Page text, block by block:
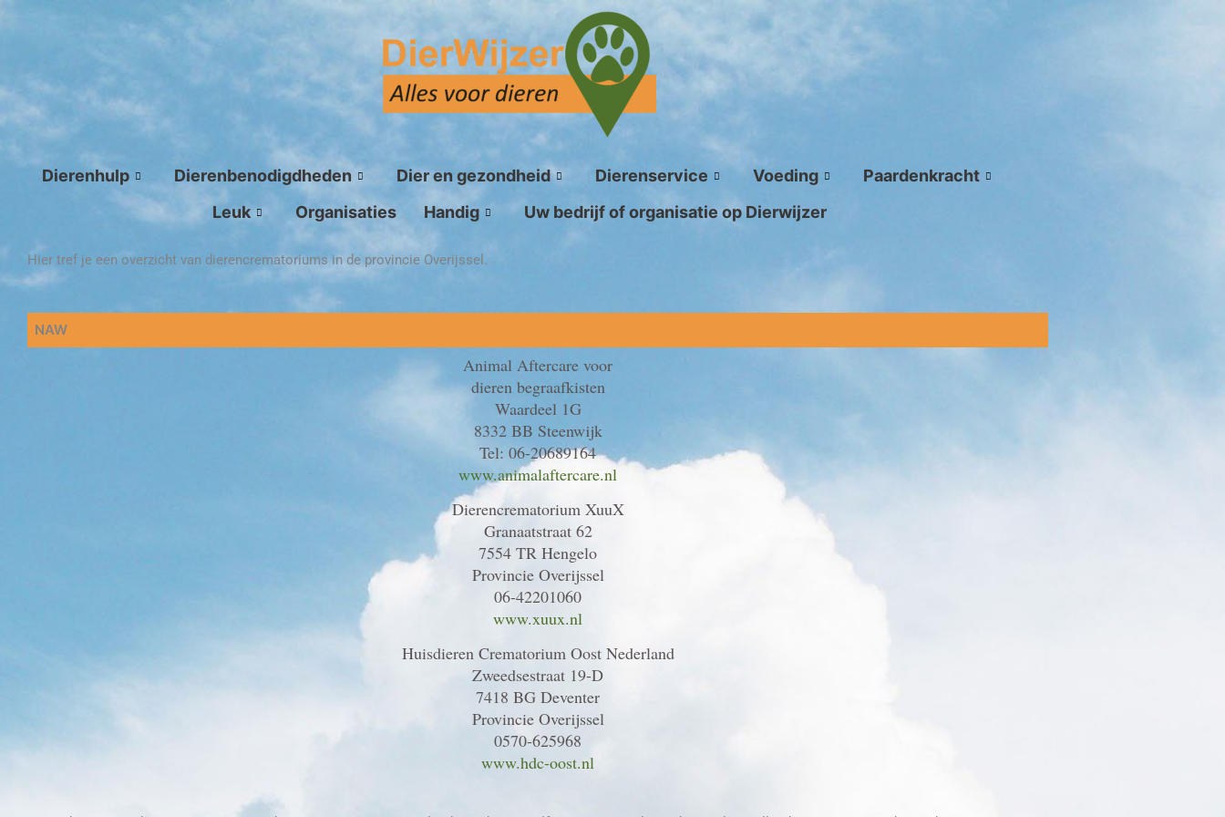
Dierenhulp Dierenbenodigdheden Dier en gezondheid Dierenservice Voeding
Paardenkracht
Leuk
Organisaties Handig Uw bedrijf of organisatie op Dierwijzer
Hier tref je een overzicht van dierencrematoriums in de provincie Overijssel.
NAW
Animal Aftercare voor
dieren begraafkisten
Waardeel 1G
8332 BB Steenwijk
Tel: 06-20689164
www.animalaftercare.nl
Dierencrematorium XuuX
Granaatstraat 62
7554 TR Hengelo
Provincie Overijssel
06-42201060
www.xuux.nl
Huisdieren Crematorium Oost Nederland
Zweedsestraat 19-D
7418 BG Deventer
Provincie Overijssel
0570-625968
www.hdc-oost.nl